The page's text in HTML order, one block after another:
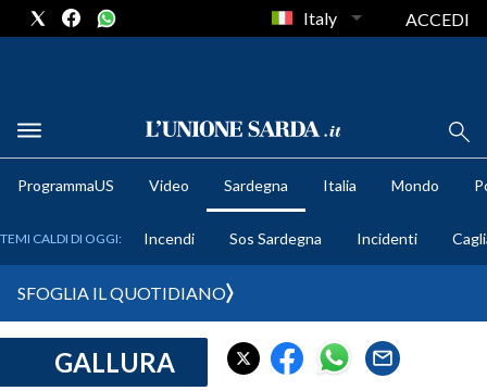
METEO
CRONACA SARDEGNA
Italy ACCEDI
ProgrammaUS Video Sardegna Italia Mondo
TEMI CALDI DI OGGI: Incendi Sos Sardegna Incidenti
SFOGLIA IL QUOTIDIANO
GALLURA